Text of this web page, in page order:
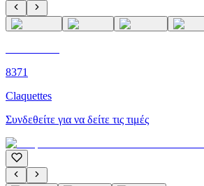
8371
Claquettes
Συνδεθείτε για να δείτε τις τιμές